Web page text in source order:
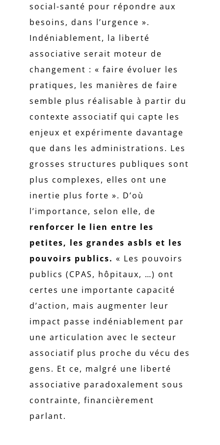
social-santé pour répondre aux
besoins, dans l’urgence ».
Indéniablement, la liberté
associative serait moteur de
changement : « faire évoluer les
pratiques, les manières de faire
semble plus réalisable à partir du
contexte associatif qui capte les
enjeux et expérimente davantage
que dans les administrations. Les
grosses structures publiques sont
plus complexes, elles ont une
inertie plus forte ». D’où
l’importance, selon elle, de
renforcer le lien entre les
petites, les grandes asbls et les
pouvoirs publics. « Les pouvoirs
publics (CPAS, hôpitaux, …) ont
certes une importante capacité
d’action, mais augmenter leur
impact passe indéniablement par
une articulation avec le secteur
associatif plus proche du vécu des
gens. Et ce, malgré une liberté
associative paradoxalement sous
contrainte, financièrement
parlant.